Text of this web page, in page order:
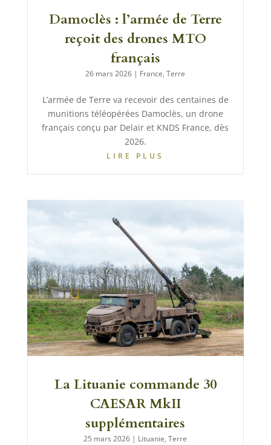
Damoclès : l’armée de Terre
reçoit des drones MTO
français
26 mars 2026 | France,Terre
L’armée de Terre va recevoir des centaines de
munitions téléopérées Damoclès, un drone
français conçu par Delair et KNDS France, dès
2026.
LIRE PLUS
La Lituanie commande 30
CAESAR MkII
supplémentaires
25 mars 2026 | Lituanie,Terre